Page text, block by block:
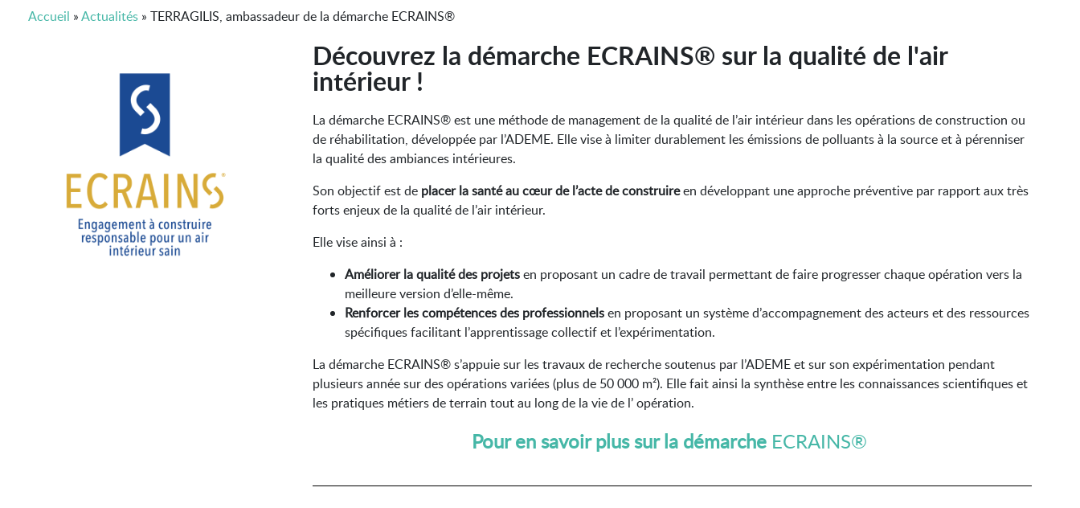
Accueil »Actualités » TERRAGILIS, ambassadeur de la démarche ECRAINS®
Découvrez la démarche ECRAINS® sur la qualité de l'air
intérieur !
La démarche ECRAINS® est une méthode de management de la qualité de l’air intérieur dans les opérations de construction ou
de réhabilitation, développée par l’ADEME. Elle vise à limiter durablement les émissions de polluants à la source et à pérenniser
la qualité des ambiances intérieures.
Son objectif est de placer la santé au cœur de l’acte de construireen développant une approche préventive par rapport aux très
forts enjeux de la qualité de l’air intérieur.
Elle vise ainsi à :
Améliorer la qualité des projetsen proposant un cadre de travail permettant de faire progresser chaque opération vers la
meilleure version d’elle-même.
Renforcer les compétences des professionnelsen proposant un système d’accompagnement des acteurs et des ressources
spécifiques facilitant l’apprentissage collectif et l’expérimentation.
La démarche ECRAINS®s’appuie sur les travaux de recherche soutenus par l’ADEME et sur son expérimentation pendant
plusieurs année sur des opérations variées (plus de 50 000 m²). Elle fait ainsi la synthèse entre les connaissances scientifiques et
les pratiques métiers de terrain tout au long de la vie de l’ opération.
Pour en savoir plus sur la démarche ECRAINS®